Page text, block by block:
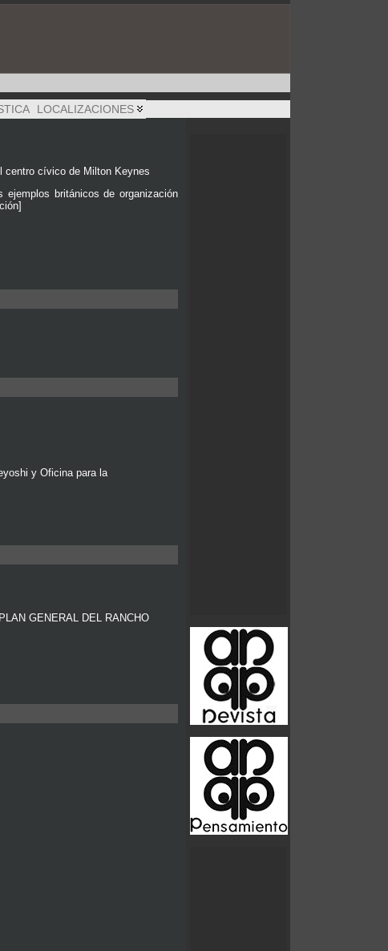
LOCALIZACIONES
centro cívico de Milton Keynes
británicos de organización
y Oficina para la
GENERAL DEL RANCHO